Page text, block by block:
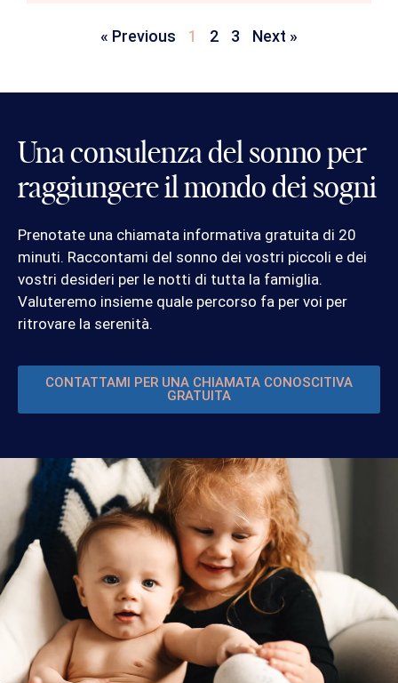
« Previous 1 2 3 Next »
Una consulenza del sonno per
raggiungere il mondo dei sogni
Prenotate una chiamata informativa gratuita di 20
minuti. Raccontami del sonno dei vostri piccoli e dei
vostri desideri per le notti di tutta la famiglia.
Valuteremo insieme quale percorso fa per voi per
ritrovare la serenità.
CONTATTAMI PER UNA CHIAMATA CONOSCITIVA
GRATUITA